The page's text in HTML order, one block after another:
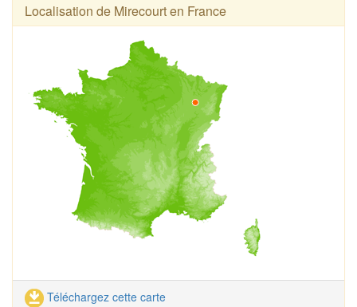
Localisation de Mirecourt en France
Téléchargez cette carte